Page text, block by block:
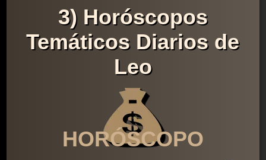
3) Horóscopos
Temáticos Diarios de
Leo
HORÓSCOPO